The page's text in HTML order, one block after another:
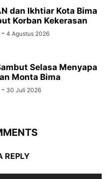
dan Ikhtiar Kota Bima
Korban Kekerasan
- 4 Agustus 2026
Selasa Menyapa
Monta Bima
- 30 Juli 2026
REPLY